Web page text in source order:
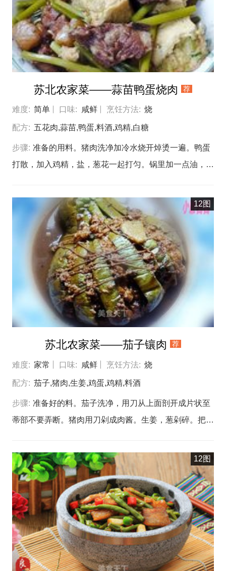
熟。 加入泡发好的梅干菜一起翻炒。 加入小米辣。 酱
油、蚝油。 冰糖，翻炒，加入200ml清水炖个十分钟。
加入水淀粉勾芡。 至浓稠后盛入碗中备用。 撒上葱末，
倒上香油，混合一下。 取出面包机中的面团，揉成长条
分蒸发。 面团擀压成周边薄中心后的圆形，将馅放入包
起来。 包好后再擀一下，力度一定要轻要慢，不然容易
爆馅。 中火预热平底锅，刷上少许食用油，放入饼，煎
至两面金黄，出锅完成。 再一刀切~ 成品图。 又拿到公
司分享了，超美味~ 没用完的馅料还可以炒个米饭，也美
苏北农家菜——蒜苗鸭蛋烧肉 荐
难度: 简单 口味: 咸鲜 烹饪方法: 烧
配方: 五花肉,蒜苗,鸭蛋,料酒,鸡精,白糖
步骤: 准备的用料。猪肉洗净加冷水烧开焯烫一遍。鸭蛋
打散，加入鸡精，盐，葱花一起打匀。锅里加一点油，只
火慢慢加入，至全部熟透就可以。焯好的五花肉洗净血
沫，切成厚片。稍微用一点油加热后煸香姜片再把肉片加
入。翻炒几十秒，加料酒，老抽炒匀。加水烧开。蒜苗洗
净切成段，做好的鸭蛋糕切成块。等肉差不多酥烂的时候
加入蒜苗，鸭蛋一起烧开。加点盐拌匀再烧两分钟左右就
可以。料足味美的苏北农家菜——蒜苗鸭蛋烧肉就做好
12图
苏北农家菜——茄子镶肉 荐
难度: 家常 口味: 咸鲜 烹饪方法: 烧
配方: 茄子,猪肉,生姜,鸡蛋,鸡精,料酒
步骤: 准备好的料。茄子洗净，用刀从上面剖开成片状至
蒂部不要弄断。猪肉用刀剁成肉酱。生姜，葱剁碎。把肉
上劲。把做好的肉酱塞到茄子片中间。全部塞满后用棉线
把茄子绑好。热锅冷油，煸香姜片。把茄子放进两面煎一
下。加点生抽，鸡精，料酒，水（稍微多点）烧开，改中
火炖20分钟左右。加点盐，改大火收掉点汁水就可以，
并且在收汁的过程中把汤汁用勺不停的淋在茄子上使茄子
更入味。
12图